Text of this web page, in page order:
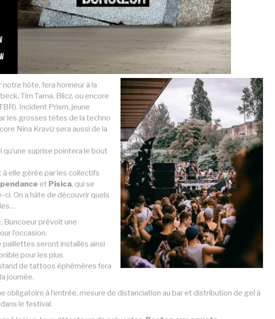
hôte, fera honneur à la
Tim Tama, Blicz, ou encore
Incident Prism, jeune
les grosses têtes de la techno
Nina Kraviz sera aussi de la
suprise pointera le bout
elle gérée par les collectifs
et Pisica, qui se
On a hâte de découvrir quels
Buncoeur prévoit une
l’occasion.
seront installés ainsi
pour les plus
de tattoos éphémères fera
journée.
obligatoire à l’entrée, mesure de distanciation au bar et distribution de gel à
le festival.